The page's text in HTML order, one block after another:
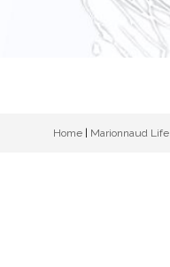
Home | Marionnaud Life